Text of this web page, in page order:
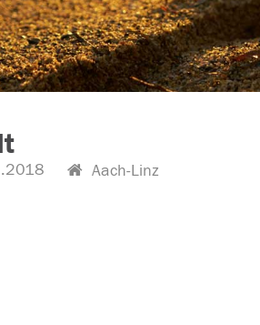
Aach-Linz